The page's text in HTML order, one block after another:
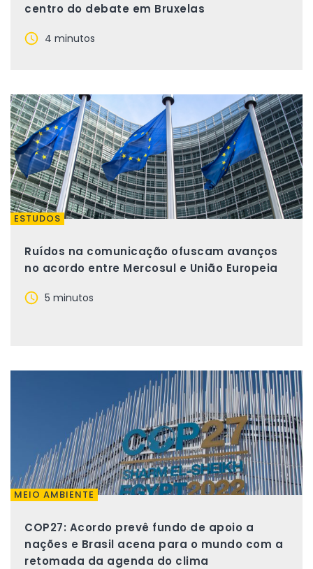
centro do debate em Bruxelas
4 minutos
ESTUDOS
Ruídos na comunicação ofuscam avanços
no acordo entre Mercosul e União Europeia
5 minutos
MEIO AMBIENTE
COP27: Acordo prevê fundo de apoio a
nações e Brasil acena para o mundo com a
retomada da agenda do clima